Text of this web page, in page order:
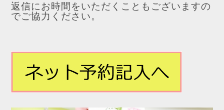
返信にお時間をいただくこともございますの
でご協力ください。